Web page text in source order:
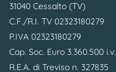
31040 Cessalto (TV)
C.F./R.I. TV 02323180279
P.IVA 02323180279
Cap. Soc. Euro 3.360.500 i.v.
R.E.A. di Treviso n. 327835